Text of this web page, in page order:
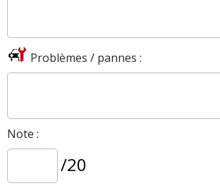
Problèmes / pannes :
Note :
/20